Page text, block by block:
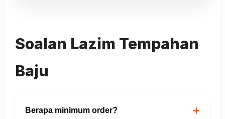
Soalan Lazim Tempahan
Baju
Berapa minimum order? +